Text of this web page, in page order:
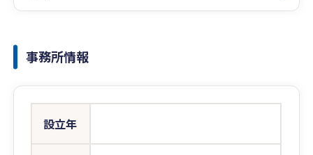
事務所情報
設立年